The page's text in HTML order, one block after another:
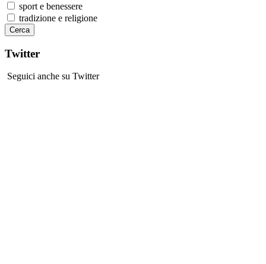
sport e benessere
tradizione e religione
Twitter
Seguici anche su Twitter